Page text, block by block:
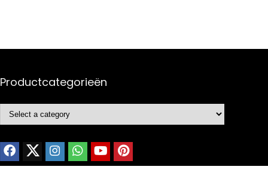
Productcategorieën